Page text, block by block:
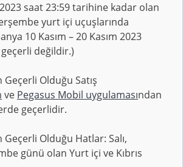
saat 23:59 tarihine kadar olan
yurt içi uçuşlarında
10 Kasım – 20 Kasım 2023
değildir.)
Olduğu Satış
ve Pegasus Mobil uygulamasından
geçerlidir.
Olduğu Hatlar: Salı,
günü olan Yurt içi ve Kıbrıs